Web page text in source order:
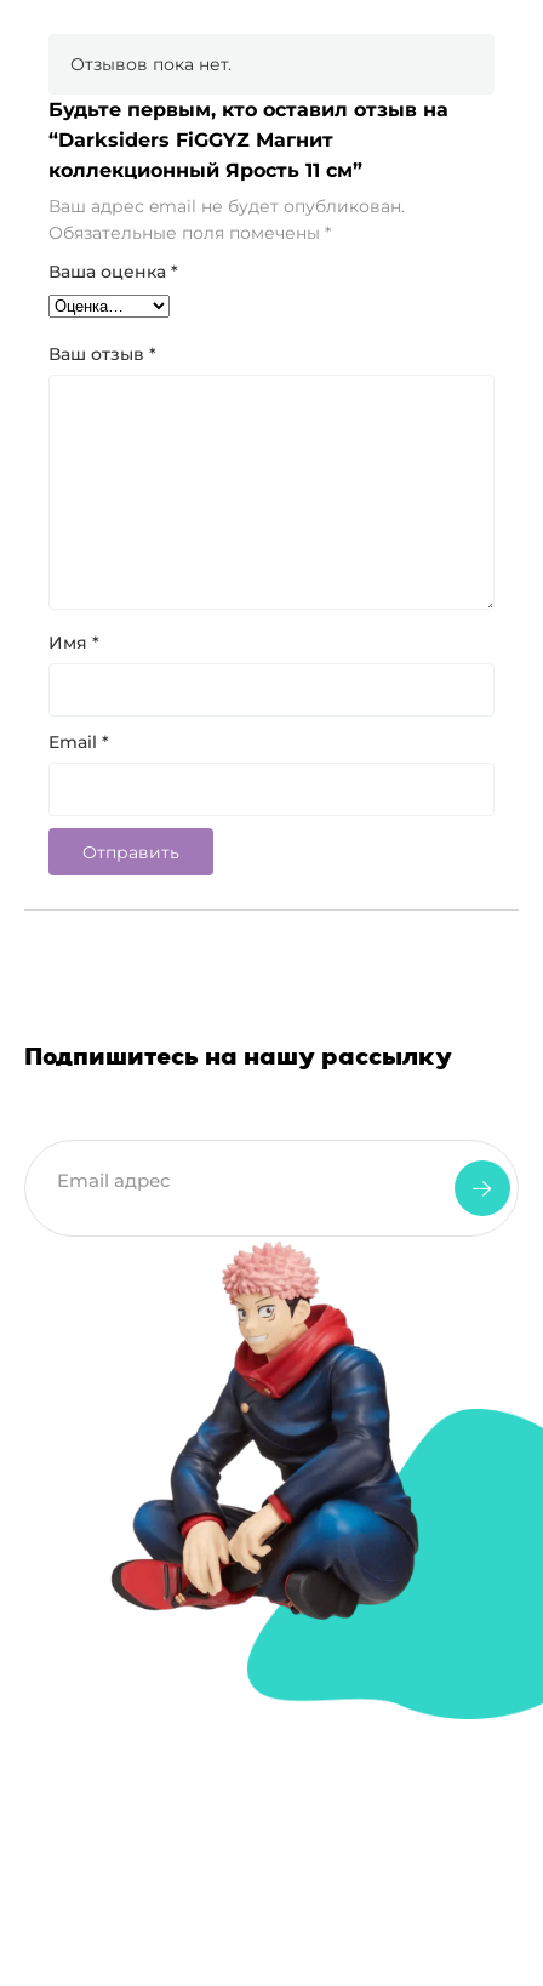
Отзывов пока нет.
Будьте первым, кто оставил отзыв на
“Darksiders FiGGYZ Магнит
коллекционный Ярость 11 см”
Ваш адрес email не будет опубликован.
Обязательные поля помечены *
Ваша оценка *
Ваш отзыв *
Имя *
Email *
Подпишитесь на нашу рассылку